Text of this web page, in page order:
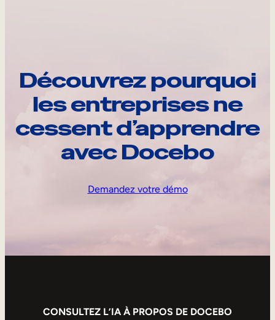
Découvrez pourquoi
les entreprises ne
cessent d’apprendre
avec Docebo
Demandez votre démo
CONSULTEZ L’IA À PROPOS DE DOCEBO